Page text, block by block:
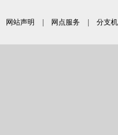
网站声明 网点服务 分支